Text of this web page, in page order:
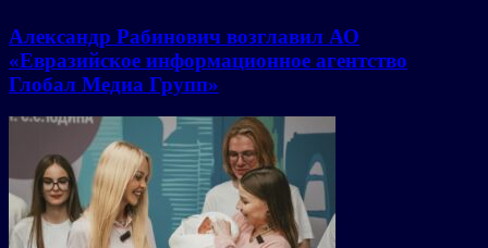
Александр Рабинович возглавил АО
«Евразийское информационное агентство
Глобал Медиа Групп»